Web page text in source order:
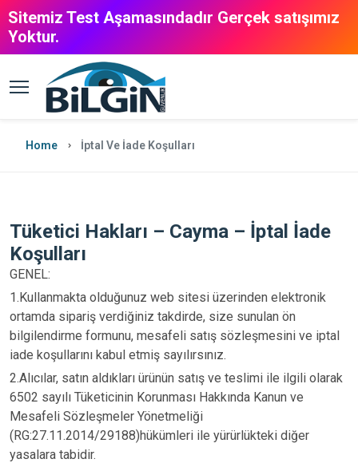
Sitemiz Test Aşamasındadır Gerçek satışımız
Yoktur.
Home İptal Ve İade Koşulları
Tüketici Hakları – Cayma – İptal İade
Koşulları
GENEL:
1.Kullanmakta olduğunuz web sitesi üzerinden elektronik
ortamda sipariş verdiğiniz takdirde, size sunulan ön
bilgilendirme formunu, mesafeli satış sözleşmesini ve iptal
iade koşullarını kabul etmiş sayılırsınız.
2.Alıcılar, satın aldıkları ürünün satış ve teslimi ile ilgili olarak
6502 sayılı Tüketicinin Korunması Hakkında Kanun ve
Mesafeli Sözleşmeler Yönetmeliği
(RG:27.11.2014/29188)hükümleri ile yürürlükteki diğer
yasalara tabidir.